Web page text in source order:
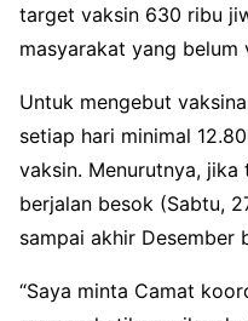
target vaksin 630 ribu
masyarakat yang belum
Untuk mengebut
setiap hari minimal
vaksin. Menurutnya,
berjalan besok (Sabtu,
sampai akhir Desember
“Saya minta Camat